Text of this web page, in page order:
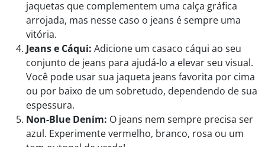
jaquetas que complementem uma calça gráfica
arrojada, mas nesse caso o jeans é sempre uma
vitória.
Jeans e Cáqui: Adicione um casaco cáqui ao seu
conjunto de jeans para ajudá-lo a elevar seu visual.
Você pode usar sua jaqueta jeans favorita por cima
ou por baixo de um sobretudo, dependendo de sua
espessura.
Non-Blue Denim: O jeans nem sempre precisa ser
azul. Experimente vermelho, branco, rosa ou um